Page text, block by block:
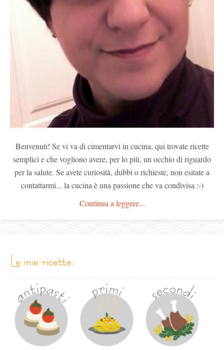
Benvenuti! Se vi va di cimentarvi in cucina, qui trovate ricette
semplici e che vogliono avere, per lo più, un occhio di riguardo
per la salute. Se avete curiosità, dubbi o richieste, non esitate a
contattarmi... la cucina è una passione che va condivisa :-)
Continua a leggere...
le mie ricette: